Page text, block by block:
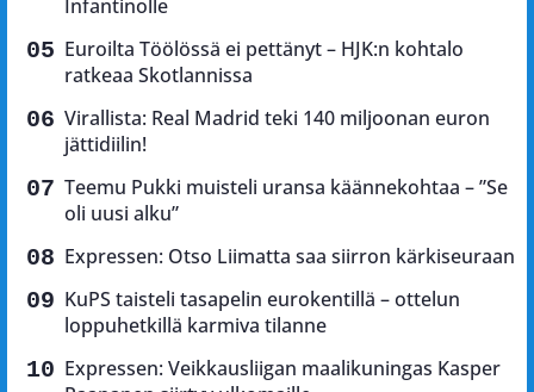
Infantinolle
Euroilta Töölössä ei pettänyt – HJK:n kohtalo
ratkeaa Skotlannissa
Virallista: Real Madrid teki 140 miljoonan euron
jättidiilin!
Teemu Pukki muisteli uransa käännekohtaa – ”Se
oli uusi alku”
Expressen: Otso Liimatta saa siirron kärkiseuraan
KuPS taisteli tasapelin eurokentillä – ottelun
loppuhetkillä karmiva tilanne
Expressen: Veikkausliigan maalikuningas Kasper